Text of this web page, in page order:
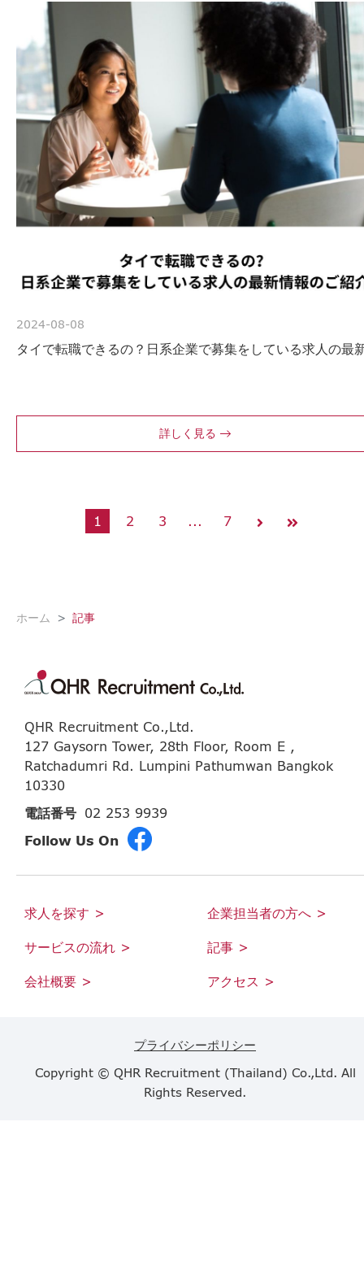
2024-08-08
タイで転職できるの？日系企業で募集をしている求人の最
詳しく見る
1
2 3 ... 7
ホーム 記事
QHR Recruitment Co.,Ltd.
127 Gaysorn Tower, 28th Floor, Room E ,
Ratchadumri Rd. Lumpini Pathumwan Bangkok
10330
電話番号 02 253 9939
Follow Us On
求人を探す > 企業担当者の方へ >
サービスの流れ > 記事 >
会社概要 > アクセス >
プライバシーポリシー
Copyright © QHR Recruitment (Thailand) Co.,Ltd. All
Rights Reserved.